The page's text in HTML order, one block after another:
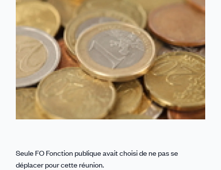
Linkedin
Facebook
Threads
Bluesky
email
Seule FO Fonction publique avait choisi de ne pas se
déplacer pour cette réunion.